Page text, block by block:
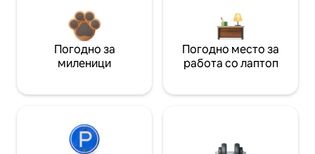
Погодно за
миленици
Погодно место за
работа со лаптоп